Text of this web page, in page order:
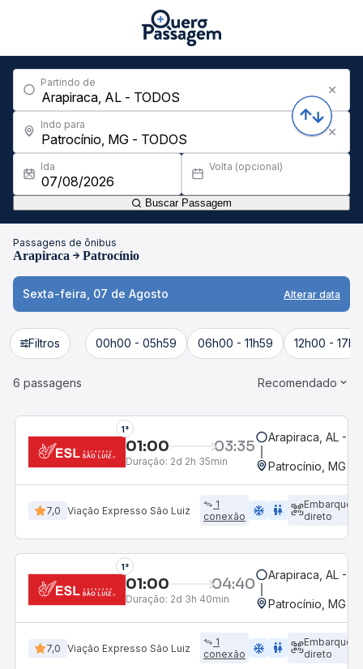
Partindo de
Indo para
Ida Volta (opcional)
Buscar Passagem
Passagens de ônibus
Arapiraca Patrocínio
Sexta-feira, 07 de Agosto Alterar data
Filtros 00h00 - 05h59 06h00 - 11h59 12h00 -
6 passagens Recomendado
1°
01:00 03:35
Duração: 2d 2h 35min
Arapiraca, AL -
Patrocínio, MG -
7,0 Viação Expresso São Luiz
1
conexão
ac_unit wc
Embarque
direto
1°
01:00 04:40
Duração: 2d 3h 40min
Arapiraca, AL -
Patrocínio, MG -
7,0 Viação Expresso São Luiz
1
conexão
ac_unit wc
Embarque
direto